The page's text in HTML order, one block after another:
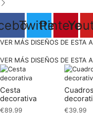
TwitterPinterest
VER MÁS DISEÑOS DE ESTA
VER MÁS DISEÑOS DE ESTA
Cesta
decorativa
€89.99
Cuadros
€39.99